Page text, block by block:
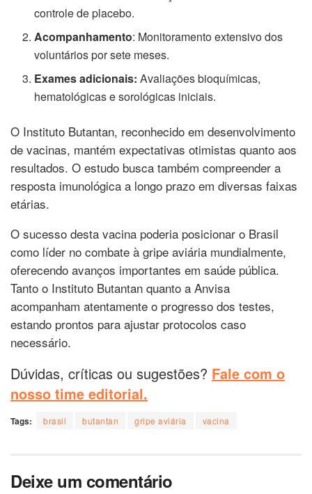
controle de placebo.
Acompanhamento: Monitoramento extensivo dos
voluntários por sete meses.
Exames adicionais:Avaliações bioquímicas,
hematológicas e sorológicas iniciais.
O Instituto Butantan, reconhecido em desenvolvimento
de vacinas, mantém expectativas otimistas quanto aos
resultados. O estudo busca também compreender a
resposta imunológica a longo prazo em diversas faixas
etárias.
O sucesso desta vacina poderia posicionar o Brasil
como líder no combate à gripe aviária mundialmente,
oferecendo avanços importantes em saúde pública.
Tanto o Instituto Butantan quanto a Anvisa
acompanham atentamente o progresso dos testes,
estando prontos para ajustar protocolos caso
necessário.
Dúvidas, críticas ou sugestões? Fale com o
nosso time editorial.
Tags: brasil butantan gripe aviária vacina
Deixe um comentário